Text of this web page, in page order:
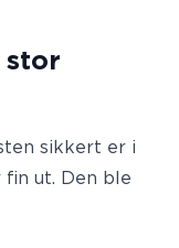
stor
sikkert er i
fin ut. Den ble